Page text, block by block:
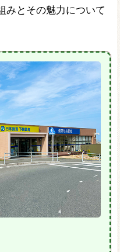
みとその魅力について